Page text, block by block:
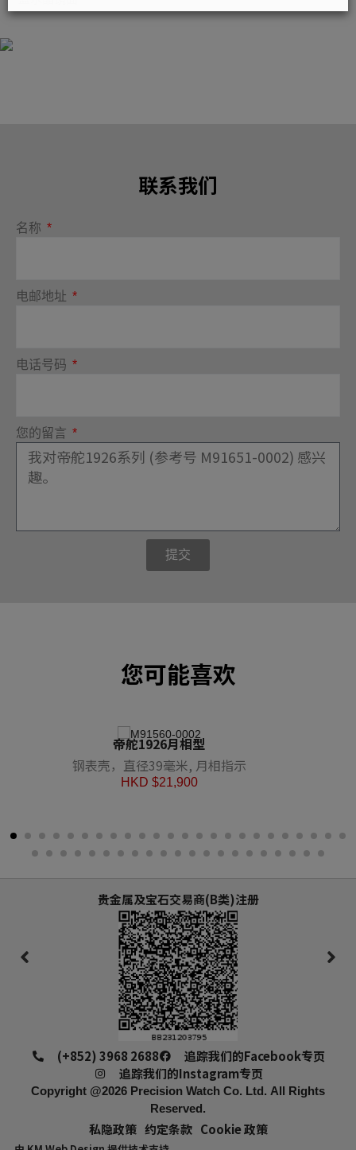
联系我们
名称
电邮地址
电话号码
您的留言
提交
您可能喜欢
帝舵1926月相型
钢表壳，直径39毫米, 月相指示
HKD $21,900
(+852) 3968 2688
追踪我们的Facebook专页
追踪我们的Instagram专页
Copyright @2026 Precision Watch Co. Ltd.
Reserved.
私隐政策 约定条款 Cookie 政策
贵金属及宝石交易商(B类)注册